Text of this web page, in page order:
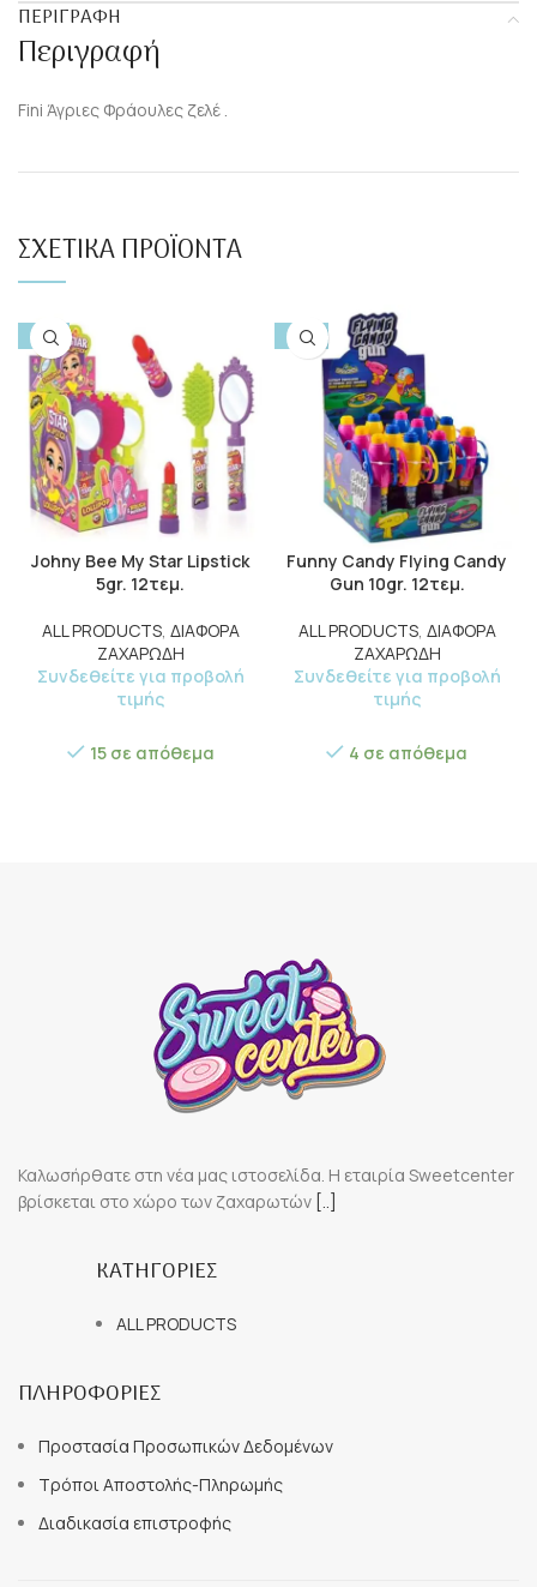
ΠΕΡΙΓΡΑΦΉ
Περιγραφή
Fini Άγριες Φράουλες ζελέ .
ΣΧΕΤΙΚΆ ΠΡΟΪΌΝΤΑ
-15%
Johny Bee My Star Lipstick
5gr. 12τεμ.
ALL PRODUCTS, ΔΙΑΦΟΡΑ
ΖΑΧΑΡΩΔΗ
Συνδεθείτε για προβολή
τιμής
15 σε απόθεμα
-10%
Funny Candy Flying Candy
Gun 10gr. 12τεμ.
ALL PRODUCTS, ΔΙΑΦΟΡΑ
ΖΑΧΑΡΩΔΗ
Συνδεθείτε για προβολή
τιμής
4 σε απόθεμα
Καλωσήρθατε στη νέα μας ιστοσελίδα. Η εταιρία Sweetcenter
βρίσκεται στο χώρο των ζαχαρωτών [..]
ΚΑΤΗΓΟΡΙΕΣ
ALL PRODUCTS
ΠΛΗΡΟΦΟΡΙΕΣ
Προστασία Προσωπικών Δεδομένων
Τρόποι Αποστολής-Πληρωμής
Διαδικασία επιστροφής